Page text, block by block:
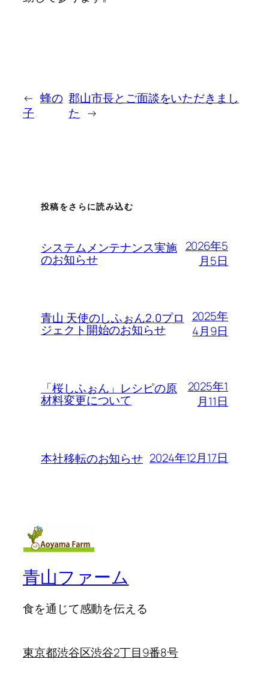
← 蜂の
子
郡山市長とご面談をいただきまし
た →
投稿をさらに読み込む
システムメンテナンス実施
のお知らせ
2026年5
月5日
青山 天使のしふぉん2.0プロ
ジェクト開始のお知らせ
2025年
4月9日
「桜しふぉん」レシピの原
材料変更について
2025年1
月11日
本社移転のお知らせ 2024年12月17日
青山ファーム
食を通じて感動を伝える
東京都渋谷区渋谷2丁目9番8号